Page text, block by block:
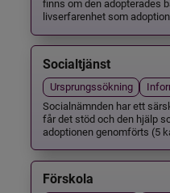
finns om den adopterades
livserfarenhet som
Socialtjänst
Ursprungssökning
Socialnämnden har ett
får det stöd och den hjälp
adoptionen genomförts (5
Förskola